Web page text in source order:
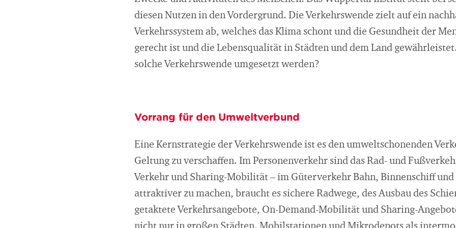
diesen Nutzen in den Vordergrund. Die Verkehrswende zielt auf ein
Verkehrssystem ab, welches das Klima schont und die Gesundheit der
gerecht ist und die Lebensqualität in Städten und dem Land
solche Verkehrswende umgesetzt werden?
Vorrang für den Umweltverbund
Eine Kernstrategie der Verkehrswende ist es den umweltschonenden
Geltung zu verschaffen. Im Personenverkehr sind das Rad- und
Verkehr und Sharing-Mobilität – im Güterverkehr Bahn, Binnenschiff und
attraktiver zu machen, braucht es sichere Radwege, des Ausbau des
getaktete Verkehrsangebote, On-Demand-Mobilität und Sharing-